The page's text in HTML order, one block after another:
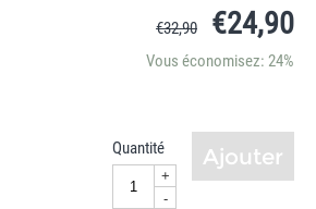
€32,90 €24,90
Vous économisez: 24%
Quantité
+
-
Ajouter